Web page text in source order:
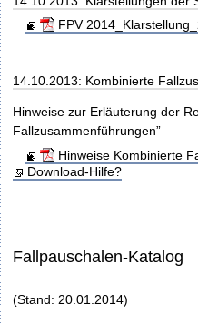
FPV
14.10.2013: Kombinierte
Hinweise zur Erläuterung der
Fallzusammenführungen”
Hinweise Kombinierte
Download-Hilfe?
Fallpauschalen-Katalog
(Stand: 20.01.2014)